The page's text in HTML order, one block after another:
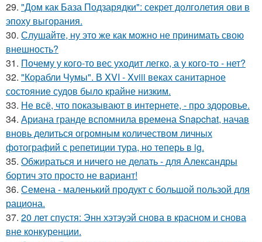
29. "Дом как База Подзарядки": секрет долголетия ови в
эпоху выгорания.
30. Слушайте, ну это же как можно не принимать свою
внешность?
31. Почему у кого-то вес уходит легко, а у кого-то - нет?
32. "Корабли Чумы". В XVI - Xviii веках санитарное
состояние судов было крайне низким.
33. Не всё, что показывают в интернете, - про здоровье.
34. Ариана гранде вспомнила времена Snapchat, начав
вновь делиться огромным количеством личных
фотографий с репетиции тура, но теперь в ig.
35. Обжираться и ничего не делать - для Александры
бортич это просто не вариант!
36. Семена - маленький продукт с большой пользой для
рациона.
37. 20 лет спустя: Энн хэтэуэй снова в красном и снова
вне конкуренции.